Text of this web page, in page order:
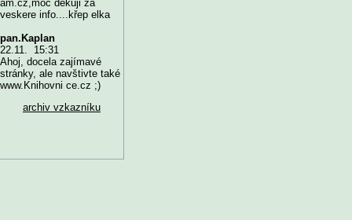
am.cz,moc dekuji za
veskere info....křep elka
pan.Kaplan
22.11. 15:31
Ahoj, docela zajímavé
stránky, ale navštivte také
www.Knihovni ce.cz ;)
archiv vzkazníku